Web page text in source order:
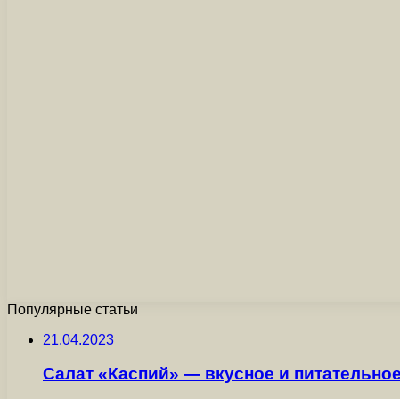
Популярные статьи
21.04.2023
Салат «Каспий» — вкусное и